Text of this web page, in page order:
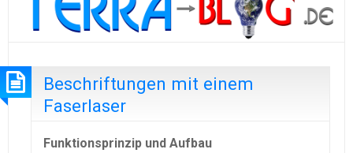
Beschriftungen mit einem
Faserlaser
Funktionsprinzip und Aufbau